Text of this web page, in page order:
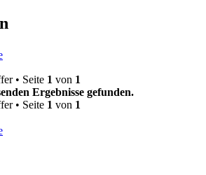
• Seite 1 von 1
Ergebnisse gefunden.
• Seite 1 von 1